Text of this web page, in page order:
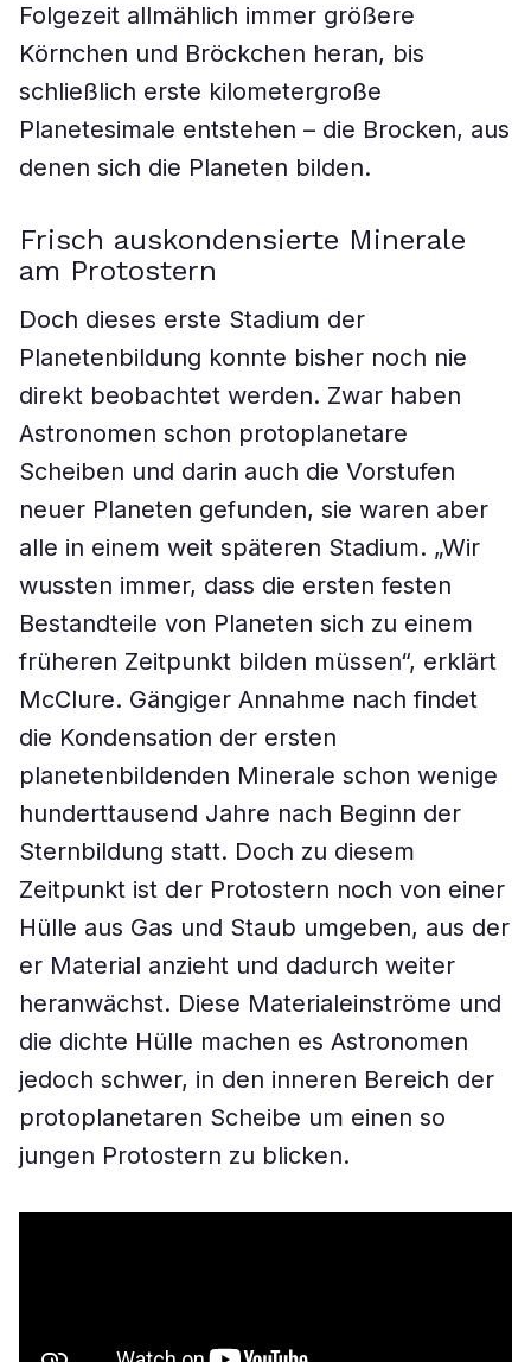
Folgezeit allmählich immer größere
Körnchen und Bröckchen heran, bis
schließlich erste kilometergroße
Planetesimale entstehen – die Brocken, aus
denen sich die Planeten bilden.
Frisch auskondensierte Minerale
am Protostern
Doch dieses erste Stadium der
Planetenbildung konnte bisher noch nie
direkt beobachtet werden. Zwar haben
Astronomen schon protoplanetare
Scheiben und darin auch die Vorstufen
neuer Planeten gefunden, sie waren aber
alle in einem weit späteren Stadium. „Wir
wussten immer, dass die ersten festen
Bestandteile von Planeten sich zu einem
früheren Zeitpunkt bilden müssen“, erklärt
McClure. Gängiger Annahme nach findet
die Kondensation der ersten
planetenbildenden Minerale schon wenige
hunderttausend Jahre nach Beginn der
Sternbildung statt. Doch zu diesem
Zeitpunkt ist der Protostern noch von einer
Hülle aus Gas und Staub umgeben, aus der
er Material anzieht und dadurch weiter
heranwächst. Diese Materialeinströme und
die dichte Hülle machen es Astronomen
jedoch schwer, in den inneren Bereich der
protoplanetaren Scheibe um einen so
jungen Protostern zu blicken.